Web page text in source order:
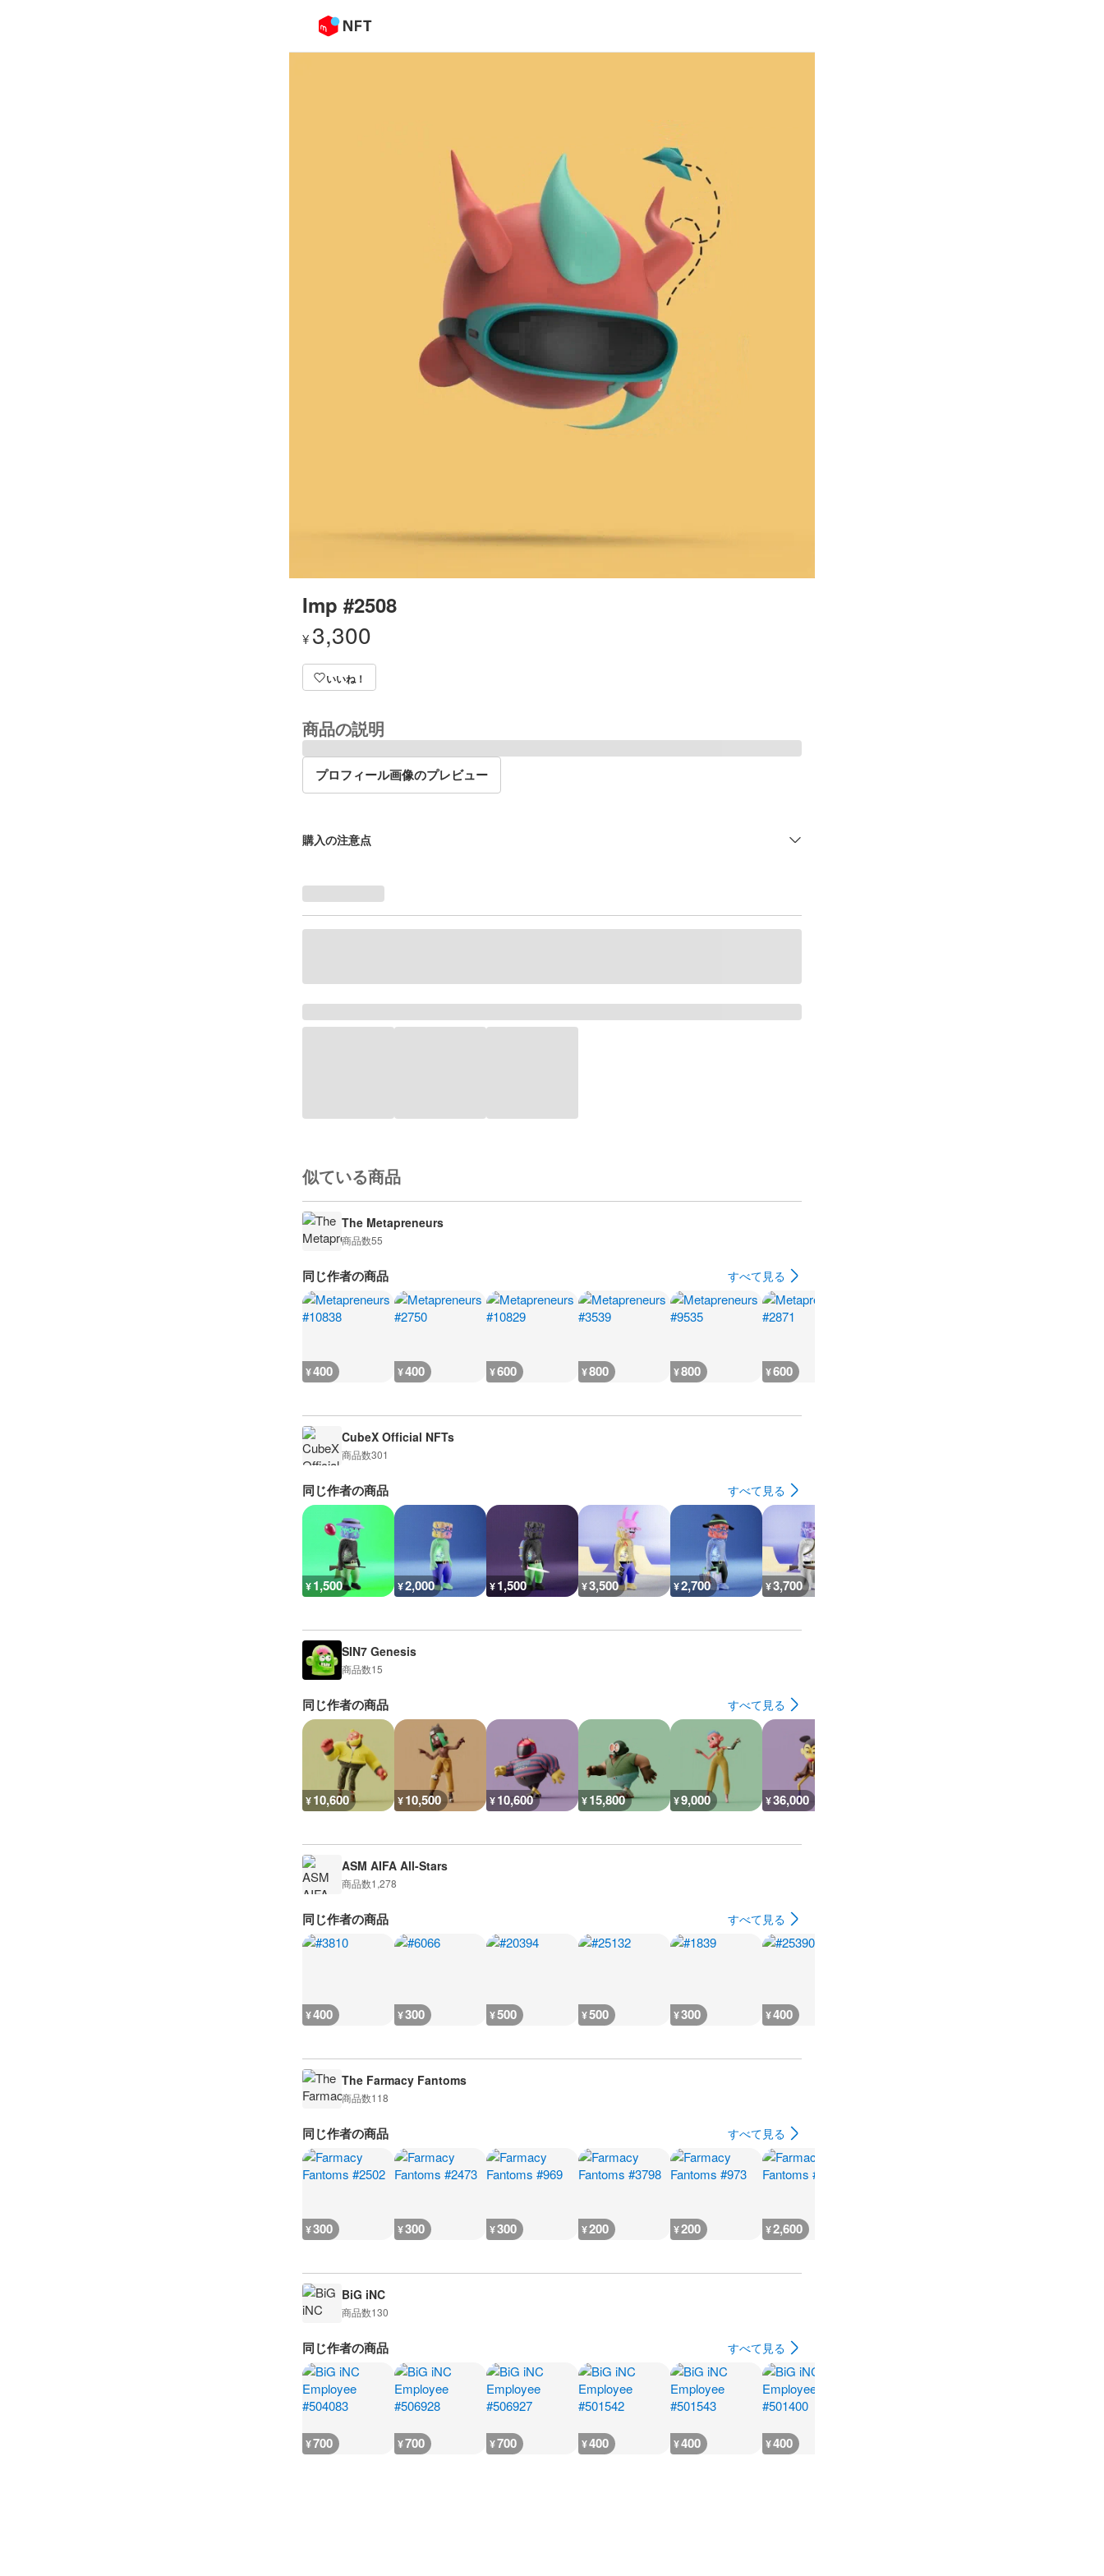
Imp #2508
¥ 3,300
いいね！
商品の説明
プロフィール画像のプレビュー
購入の注意点
似ている商品
The Metapreneurs
商品数55
同じ作者の商品 すべて見る
¥400 ¥400 ¥600 ¥800 ¥800 ¥600
CubeX Official NFTs
商品数301
同じ作者の商品 すべて見る
¥1,500 ¥2,000 ¥1,500 ¥3,500 ¥2,700 ¥3,700
SIN7 Genesis
商品数15
同じ作者の商品 すべて見る
¥10,600 ¥10,500 ¥10,600 ¥15,800 ¥9,000 ¥36,000
ASM AIFA All-Stars
商品数1,278
同じ作者の商品 すべて見る
¥400 ¥300 ¥500 ¥500 ¥300 ¥400
The Farmacy Fantoms
商品数118
同じ作者の商品 すべて見る
¥300 ¥300 ¥300 ¥200 ¥200 ¥2,600
BiG iNC
商品数130
同じ作者の商品 すべて見る
¥700 ¥700 ¥700 ¥400 ¥400 ¥400